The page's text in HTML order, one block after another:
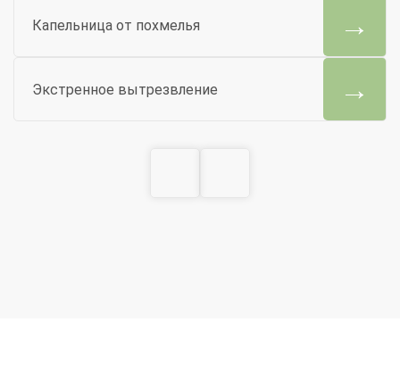
Капельница от похмелья
Экстренное вытрезвление